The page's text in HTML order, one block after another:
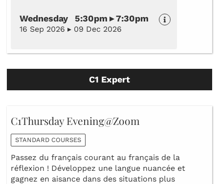
Wednesday 5:30pm ▸ 7:30pm
16 Sep 2026 ▸ 09 Dec 2026
C1 Expert
C1Thursday Evening@Zoom
STANDARD COURSES
Passez du français courant au français de la
réflexion ! Développez une langue nuancée et
gagnez en aisance dans des situations plus